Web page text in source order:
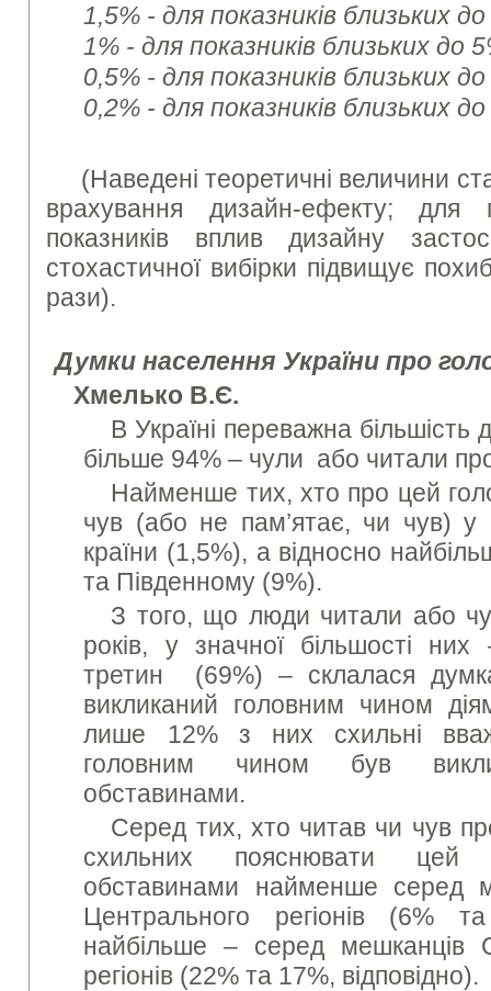
1,5% - для показників близьких
1% - для показників близьких до
0,5% - для показників близьких
0,2% - для показників близьких
(Наведені теоретичні величини
врахування дизайн-ефекту; для
показників вплив дизайну
стохастичної вибірки підвищує
рази).
Думки населення України про
Хмелько В.Є.
В Україні переважна
більше 94% – чули або читали
Найменше тих, хто про цей
чув (або не пам’ятає, чи чув) у
країни (1,5%), а відносно
та Південному (9%).
З того, що люди читали або
років, у значної більшості
третин (69%) – склалася
викликаний головним чином
лише 12% з них схильні
головним чином був
обставинами.
Серед тих, хто читав чи чув
схильних пояснювати цей
обставинами найменше серед
Центрального регіонів (6%
найбільше – серед мешканців
регіонів (22% та 17%, відповідно).